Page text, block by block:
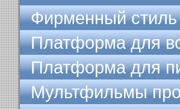
Фирменный
Платформа для
Платформа для
Мультфильмы